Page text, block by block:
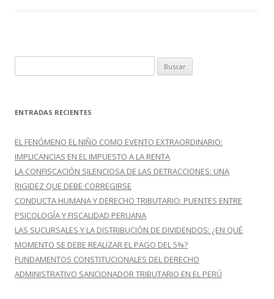
u
c
r
:
ENTRADAS RECIENTES
EL FENÓMENO EL NIÑO COMO EVENTO EXTRAORDINARIO:
IMPLICANCIAS EN EL IMPUESTO A LA RENTA
LA CONFISCACIÓN SILENCIOSA DE LAS DETRACCIONES: UNA
RIGIDEZ QUE DEBE CORREGIRSE
CONDUCTA HUMANA Y DERECHO TRIBUTARIO: PUENTES ENTRE
PSICOLOGÍA Y FISCALIDAD PERUANA
LAS SUCURSALES Y LA DISTRIBUCIÓN DE DIVIDENDOS: ¿EN QUÉ
MOMENTO SE DEBE REALIZAR EL PAGO DEL 5%?
FUNDAMENTOS CONSTITUCIONALES DEL DERECHO
ADMINISTRATIVO SANCIONADOR TRIBUTARIO EN EL PERÚ